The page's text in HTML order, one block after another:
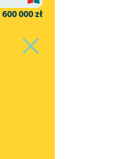
600 000 zł